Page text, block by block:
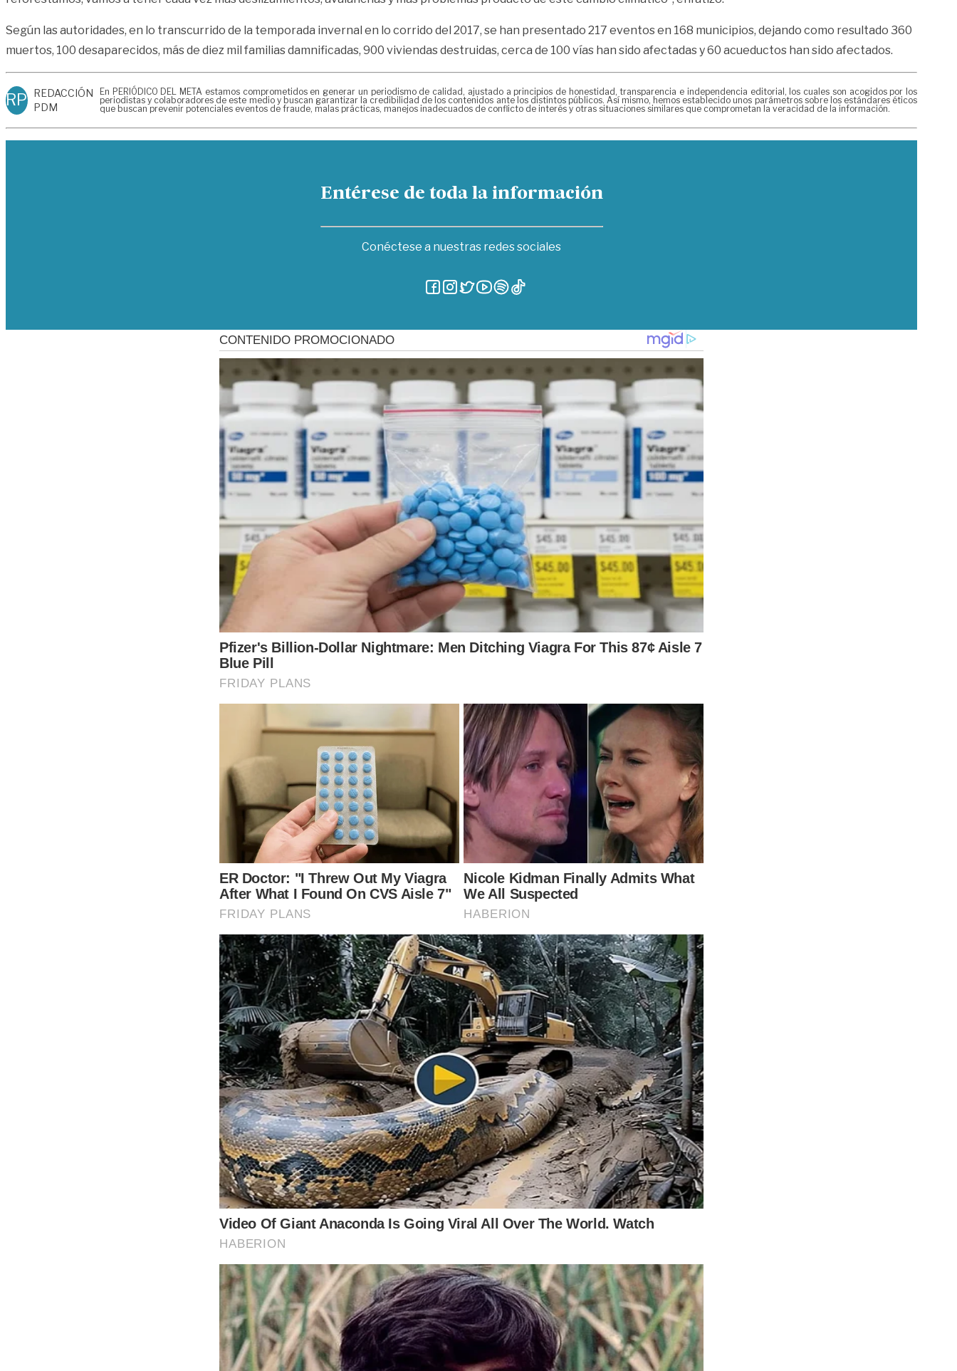
Según las autoridades, en lo transcurrido de la temporada invernal en lo corrido del 2017, se han presentado 217 eventos en 168 municipios, dejando como resultado 360
muertos, 100 desaparecidos, más de diez mil familias damnificadas, 900 viviendas destruidas, cerca de 100 vías han sido afectadas y 60 acueductos han sido afectados.
RP REDACCIÓN
PDM
En PERIÓDICO DEL META estamos comprometidos en generar un periodismo de calidad, ajustado a principios de honestidad, transparencia e independencia editorial, los cuales son acogidos por los
periodistas y colaboradores de este medio y buscan garantizar la credibilidad de los contenidos ante los distintos públicos. Así mismo, hemos establecido unos parámetros sobre los estándares éticos
que buscan prevenir potenciales eventos de fraude, malas prácticas, manejos inadecuados de conflicto de interés y otras situaciones similares que comprometan la veracidad de la información.
Entérese de toda la información
Conéctese a nuestras redes sociales